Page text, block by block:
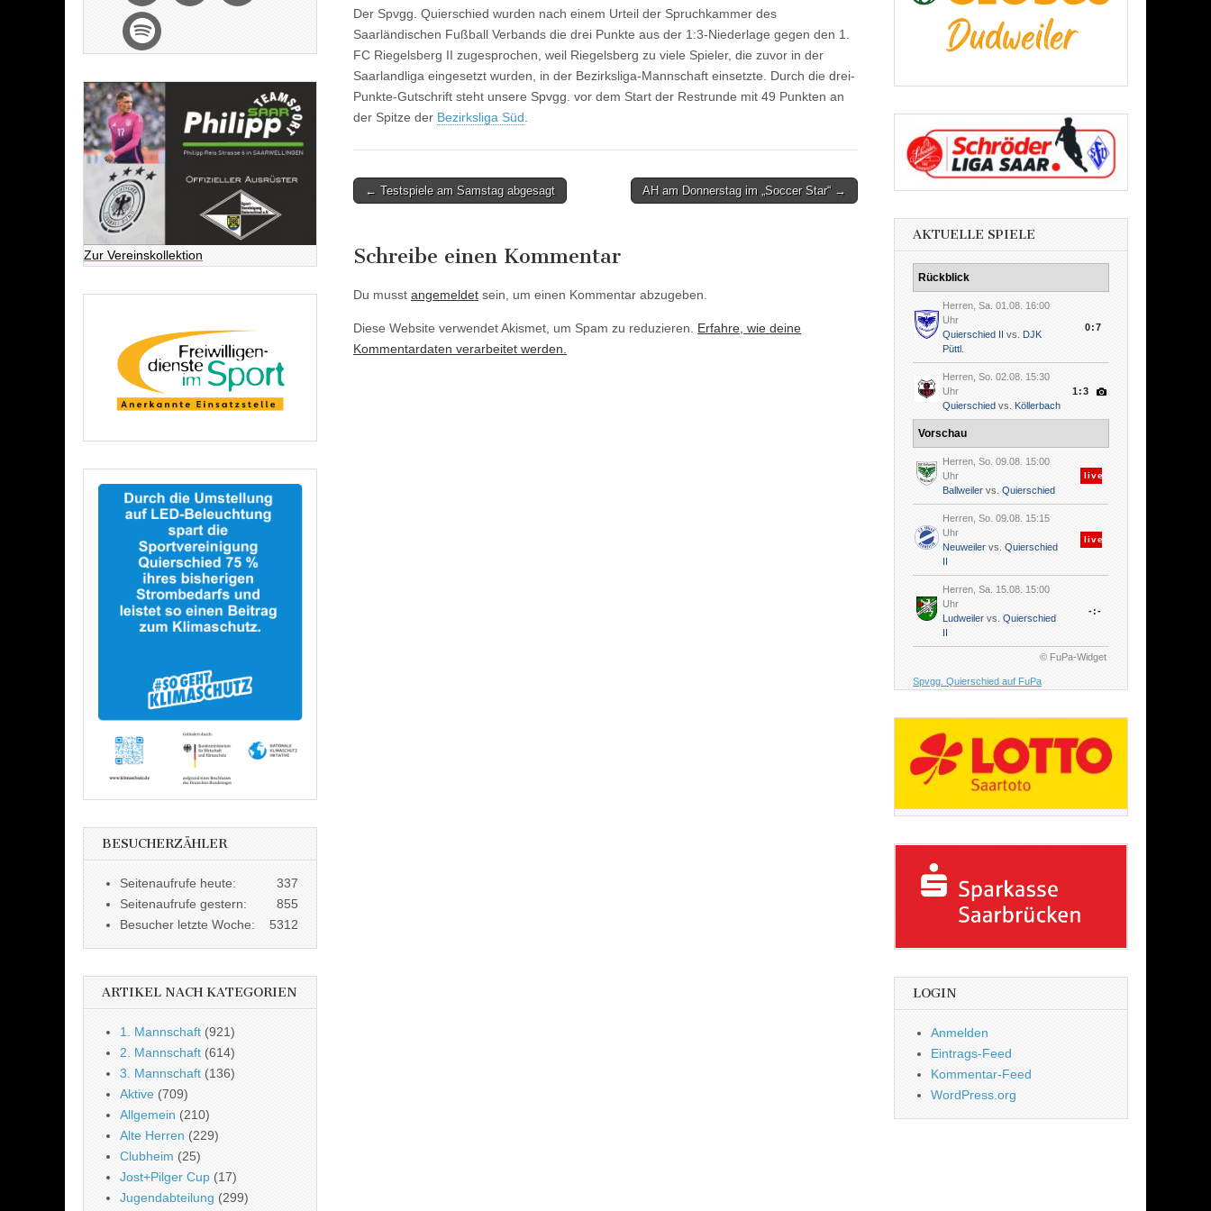
Der Spvgg. Quierschied wurden nach einem Urteil der Spruchkammer des
Saarländischen Fußball Verbands die drei Punkte aus der 1:3-Niederlage gegen den 1.
FC Riegelsberg II zugesprochen, weil Riegelsberg zu viele Spieler, die zuvor in der
Saarlandliga eingesetzt wurden, in der Bezirksliga-Mannschaft einsetzte. Durch die drei-
Punkte-Gutschrift steht unsere Spvgg. vor dem Start der Restrunde mit 49 Punkten an
der Spitze der Bezirksliga Süd
Post
← Testspiele am Samstag abgesagt AH am Donnerstag im „Soccer Star“ →
Schreibe einen Kommentar
Du musst angemeldet sein, um einen Kommentar abzugeben.
Diese Website verwendet Akismet, um Spam zu reduzieren. Erfahre, wie deine
Kommentardaten verarbeitet werden.
Zur Vereinskollektion
BESUCHERZÄHLER
337
Seitenaufrufe heute:
855
Seitenaufrufe gestern:
5312
Besucher letzte Woche:
ARTIKEL NACH KATEGORIEN
1. Mannschaft (921)
2. Mannschaft (614)
3. Mannschaft (136)
Aktive (709)
Allgemein (210)
Alte Herren (229)
Clubheim (25)
Jost+Pilger Cup (17)
Jugendabteilung (299)
AKTUELLE SPIELE
Rückblick
Herren, Sa. 01.08. 16:00
Uhr
Quierschied II vs. DJK
Püttl.
0:7
Herren, So. 02.08. 15:30
Uhr
Quierschied vs. Köllerbach
1:3
Vorschau
Herren, So. 09.08. 15:00
Uhr
Ballweiler vs. Quierschied
live
Herren, So. 09.08. 15:15
Uhr
Neuweiler vs. Quierschied
II
live
Herren, Sa. 15.08. 15:00
Uhr
Ludweiler vs. Quierschied
II
-:-
© FuPa-Widget
Spvgg. Quierschied auf FuPa
LOGIN
Anmelden
Eintrags-Feed
Kommentar-Feed
WordPress.org